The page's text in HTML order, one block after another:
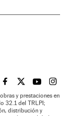
EL PAÍS BRASIL EN
EL PAÍSEL PAÍS
EL
y prestaciones en
32.1 del TRLPI;
distribución y